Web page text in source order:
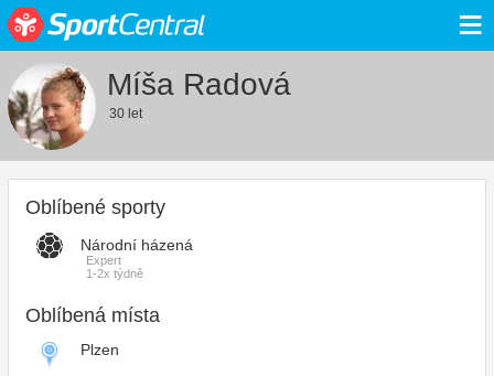
≡
Míša Radová
30 let
Oblíbené sporty
Národní házená
Expert
1-2x týdně
Oblíbená místa
Plzen